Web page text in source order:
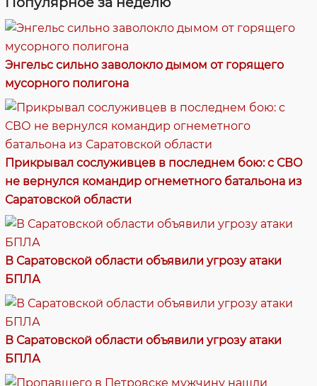
Энгельс сильно заволокло дымом от горящего
мусорного полигона
Прикрывал сослуживцев в последнем бою: с СВО
не вернулся командир огнеметного батальона из
Саратовской области
В Саратовской области объявили угрозу атаки
БПЛА
В Саратовской области объявили угрозу атаки
БПЛА